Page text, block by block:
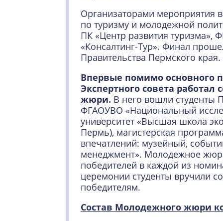
Организаторами мероприятия
по туризму и молодежной
ПК «Центр развития туризма»,
«Консалтинг-Тур». Финал
Правительства Пермского края.
Впервые помимо основного
Экспертного совета работал
жюри. В него вошли студенты
ФГАОУВО «Национальный
университет «Высшая школа
Пермь), магистерская
впечатлений: музейный,
менеджмент». Молодежное
победителей в каждой из
церемонии студенты вручили
победителям.
Состав Молодежного жюри